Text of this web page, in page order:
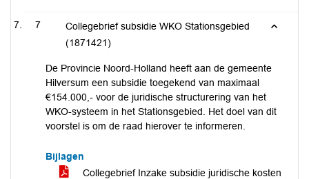
7
Collegebrief subsidie WKO Stationsgebied
(1871421)
De Provincie Noord-Holland heeft aan de gemeente
Hilversum een subsidie toegekend van maximaal
€154.000,- voor de juridische structurering van het
WKO-systeem in het Stationsgebied. Het doel van dit
voorstel is om de raad hierover te informeren.
Bijlagen
Collegebrief Inzake subsidie juridische kosten